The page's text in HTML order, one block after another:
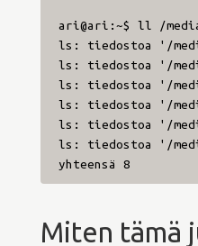
ari@ari:~$ ll /
ls: tiedostoa '/
ls: tiedostoa '/
ls: tiedostoa '/
ls: tiedostoa '/
ls: tiedostoa '/
ls: tiedostoa '/
yhteensä 8
Miten tämä